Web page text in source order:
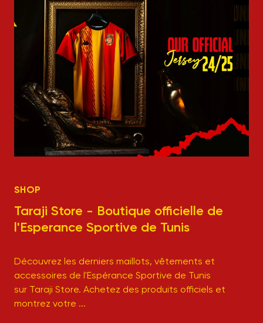
SHOP
Taraji Store - Boutique officielle de
l'Esperance Sportive de Tunis
Découvrez les derniers maillots, vêtements et
accessoires de l'Espérance Sportive de Tunis
sur Taraji Store. Achetez des produits officiels et
montrez votre ...